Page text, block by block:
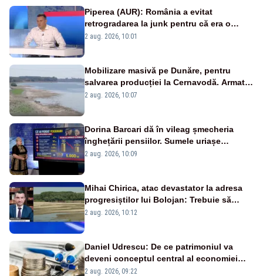
Piperea (AUR): România a evitat
retrogradarea la junk pentru că era o
catastrofă pentru bănci și fondurile de
2 aug. 2026, 10:01
Mobilizare masivă pe Dunăre, pentru
salvarea producției la Cernavodă. Armata
va detona o stâncă și va devia apa
2 aug. 2026, 10:07
Dorina Barcari dă în vileag șmecheria
înghețării pensiilor. Sumele uriașe
pierdute de fiecare român
2 aug. 2026, 10:09
Mihai Chirica, atac devastator la adresa
progresiștilor lui Bolojan: Trebuie să
protejăm și natura, dar nu șținem omaneii
2 aug. 2026, 10:12
Daniel Udrescu: De ce patrimoniul va
deveni conceptul central al economiei
viitoare?
2 aug. 2026, 09:22